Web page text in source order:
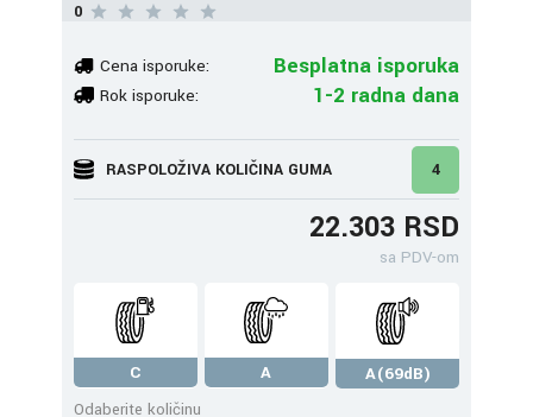
0
Cena isporuke: Besplatna isporuka
Rok isporuke: 1-2 radna dana
RASPOLOŽIVA KOLIČINA GUMA 4
22.303 RSD
sa PDV-om
C A
A(69dB)
Odaberite količinu